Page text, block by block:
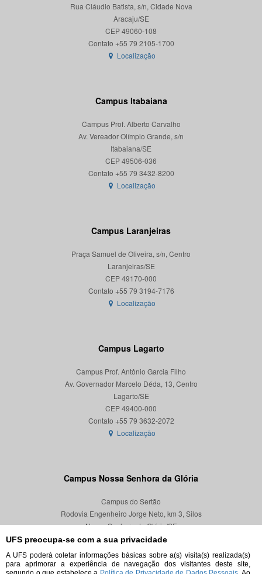
UFS preocupa-se com a sua privacidade
A UFS poderá coletar informações básicas sobre a(s) visita(s) realizada(s)
para aprimorar a experiência de navegação dos visitantes deste site,
Rua Cláudio Batista, s/n, Cidade Nova
Aracaju/SE
CEP 49060-108
Localização
Campus Itabaiana
Campus Prof. Alberto Carvalho
Av. Vereador Olímpio Grande, s/n
Itabaiana/SE
CEP 49506-036
Localização
Campus Laranjeiras
Praça Samuel de Oliveira, s/n, Centro
Laranjeiras/SE
CEP 49170-000
Localização
Campus Lagarto
Campus Prof. Antônio Garcia Filho
Av. Governador Marcelo Déda, 13, Centro
Lagarto/SE
CEP 49400-000
Localização
Campus Nossa Senhora da Glória
Campus do Sertão
Rodovia Engenheiro Jorge Neto, km 3, Silos
Nossa Senhora da Glória/SE
CEP 49680-000
Localização